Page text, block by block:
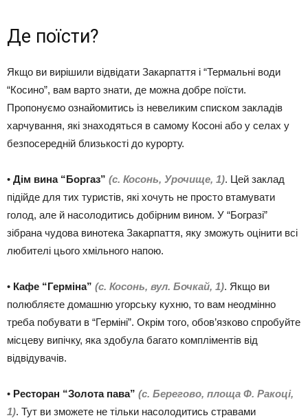
Де поїсти?
Якщо ви вирішили відвідати Закарпаття і “Термальні води
“Косино”, вам варто знати, де можна добре поїсти.
Пропонуємо ознайомитись із невеликим списком закладів
харчування, які знаходяться в самому Косоні або у селах у
безпосередній близькості до курорту.
• Дім вина “Боргаз” (с. Косонь, Урочище, 1). Цей заклад
підійде для тих туристів, які хочуть не просто втамувати
голод, але й насолодитись добірним вином. У “Богразі”
зібрана чудова винотека Закарпаття, яку зможуть оцінити всі
любителі цього хмільного напою.
• Кафе “Герміна” (с. Косонь, вул. Бочкай, 1). Якщо ви
полюбляєте домашню угорську кухню, то вам неодмінно
треба побувати в “Герміні”. Окрім того, обов’язково спробуйте
місцеву випічку, яка здобула багато компліментів від
відвідувачів.
• Ресторан “Золота пава” (с. Берегово, площа Ф. Ракоці,
1). Тут ви зможете не тільки насолодитись стравами